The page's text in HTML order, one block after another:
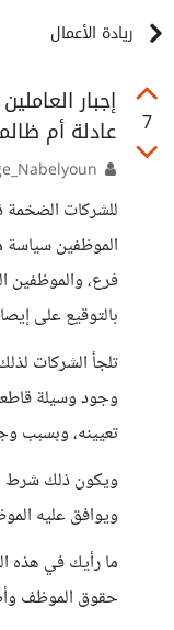
ريادة الأعمال
7
إجبار
عادلة أم
للشركات الضخمة
الموظفين سياسة
فرع، والموظفين
بالتوقيع على
تلجأ الشركات
وجود وسيلة
تعيينه، وبسبب
ويكون ذلك شرط
ويوافق عليه
ما رأيك في هذه
حقوق الموظف